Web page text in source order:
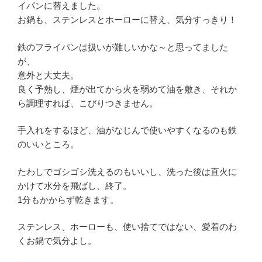
イパンに替えました。
お鍋も、ステンレスとホーローに替え、気分すっきり！
鉄のフライパンは扱いが難しいかな～と思ってました
が、
意外と大丈夫。
良く予熱し、煙が出てから火を弱めて油を敷き、それか
ら調理すれば、こびりつきません。
手入れをするほど、油がなじんで使いやすくなるのも鉄
のいいところ。
たわしでゴシゴシ洗えるのもいいし、洗った後は直火に
かけて水分を飛ばし、終了。
1分もかからず乾きます。
ステンレス、ホーローも、使い捨てではない、愛着のわ
くお鍋で気分よし。